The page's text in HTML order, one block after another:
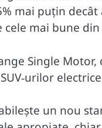
mai puțin decât
mai bune
Single Motor,
electrice
un nou